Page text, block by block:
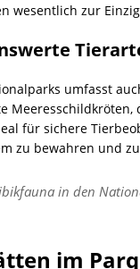
wesentlich zur
umfasst
für sichere
zu bewahren und
in den
im